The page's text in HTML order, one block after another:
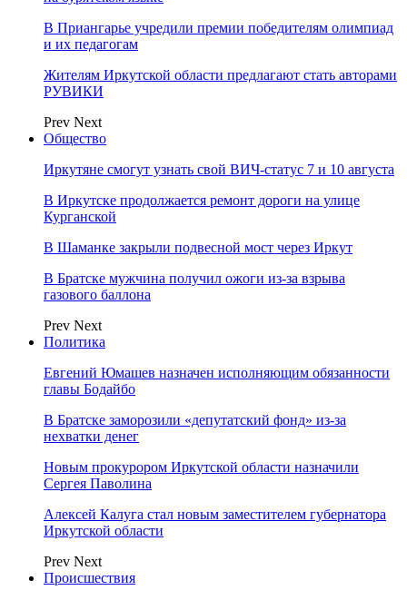
В Приангарье учредили премии победителям олимпиад
и их педагогам
Жителям Иркутской области предлагают стать авторами
РУВИКИ
Prev Next
Общество
Иркутяне смогут узнать свой ВИЧ-статус 7 и 10 августа
В Иркутске продолжается ремонт дороги на улице
Курганской
В Шаманке закрыли подвесной мост через Иркут
В Братске мужчина получил ожоги из-за взрыва
газового баллона
Prev Next
Политика
Евгений Юмашев назначен исполняющим обязанности
главы Бодайбо
В Братске заморозили «депутатский фонд» из‑за
нехватки денег
Новым прокурором Иркутской области назначили
Сергея Паволина
Алексей Калуга стал новым заместителем губернатора
Иркутской области
Prev Next
Происшествия